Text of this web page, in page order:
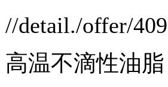
//detail./offer/
高温不滴性油脂